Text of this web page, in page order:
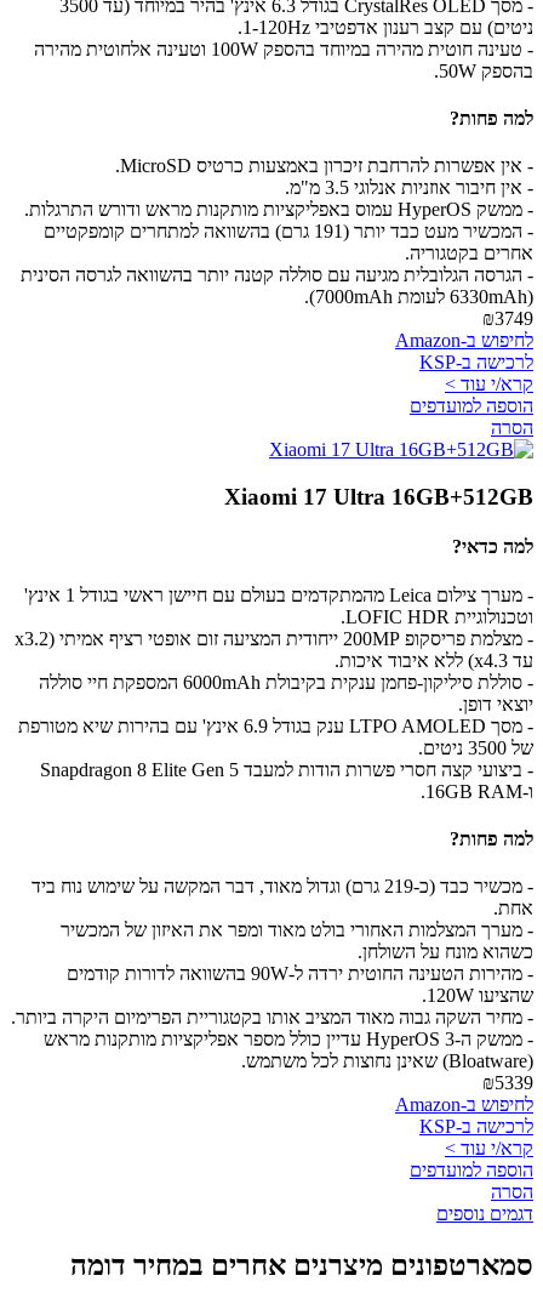
- מסך CrystalRes OLED בגודל 6.3 אינץ' בהיר במיוחד (עד 3500
ניטים) עם קצב רענון אדפטיבי 1-120Hz.
- טעינה חוטית מהירה במיוחד בהספק 100W וטעינה אלחוטית מהירה
בהספק 50W.
למה פחות?
- אין אפשרות להרחבת זיכרון באמצעות כרטיס MicroSD.
- אין חיבור אוזניות אנלוגי 3.5 מ"מ.
- ממשק HyperOS עמוס באפליקציות מותקנות מראש ודורש התרגלות.
- המכשיר מעט כבד יותר (191 גרם) בהשוואה למתחרים קומפקטיים
אחרים בקטגוריה.
- הגרסה הגלובלית מגיעה עם סוללה קטנה יותר בהשוואה לגרסה הסינית
(6330mAh לעומת 7000mAh).
₪3749
לחיפוש ב-Amazon
לרכישה ב-KSP
קרא/י עוד >
הוספה למועדפים
הסרה
Xiaomi 17 Ultra 16GB+512GB
למה כדאי?
- מערך צילום Leica מהמתקדמים בעולם עם חיישן ראשי בגודל 1 אינץ'
וטכנולוגיית LOFIC HDR.
- מצלמת פריסקופ 200MP ייחודית המציעה זום אופטי רציף אמיתי (x3.2
עד x4.3) ללא איבוד איכות.
- סוללת סיליקון-פחמן ענקית בקיבולת 6000mAh המספקת חיי סוללה
יוצאי דופן.
- מסך LTPO AMOLED ענק בגודל 6.9 אינץ' עם בהירות שיא מטורפת
של 3500 ניטים.
- ביצועי קצה חסרי פשרות הודות למעבד Snapdragon 8 Elite Gen 5
ו-16GB RAM.
למה פחות?
- מכשיר כבד (כ-219 גרם) וגדול מאוד, דבר המקשה על שימוש נוח ביד
אחת.
- מערך המצלמות האחורי בולט מאוד ומפר את האיזון של המכשיר
כשהוא מונח על השולחן.
- מהירות הטעינה החוטית ירדה ל-90W בהשוואה לדורות קודמים
שהציעו 120W.
- מחיר השקה גבוה מאוד המציב אותו בקטגוריית הפרימיום היקרה ביותר.
- ממשק ה-HyperOS 3 עדיין כולל מספר אפליקציות מותקנות מראש
(Bloatware) שאינן נחוצות לכל משתמש.
₪5339
לחיפוש ב-Amazon
לרכישה ב-KSP
קרא/י עוד >
הוספה למועדפים
הסרה
דגמים נוספים
סמארטפונים מיצרנים אחרים במחיר דומה